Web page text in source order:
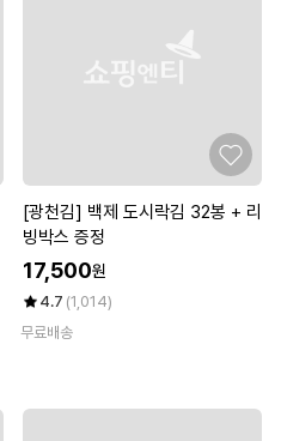
[광천김] 백제 도시락김 32봉 + 리
빙박스 증정
17,500원
4.7 (1,014)
무료배송